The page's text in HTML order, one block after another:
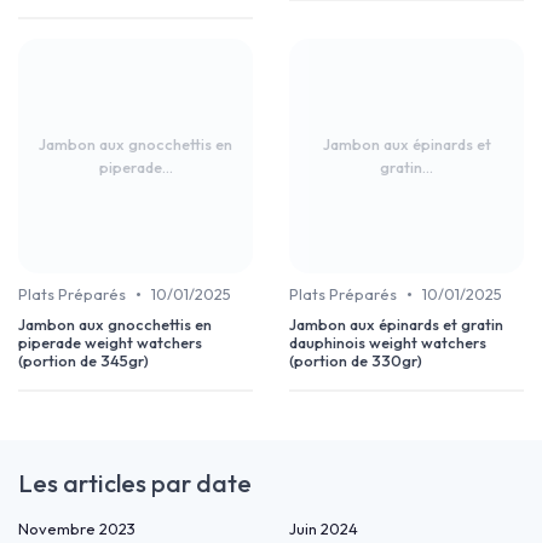
Jambon aux gnocchettis en
piperade...
Plats Préparés • 10/01/2025
Jambon aux gnocchettis en
piperade weight watchers
(portion de 345gr)
Jambon aux épinards et
gratin...
Plats Préparés • 10/01/2025
Jambon aux épinards et gratin
dauphinois weight watchers
(portion de 330gr)
Les articles par date
Novembre 2023
Juin 2024